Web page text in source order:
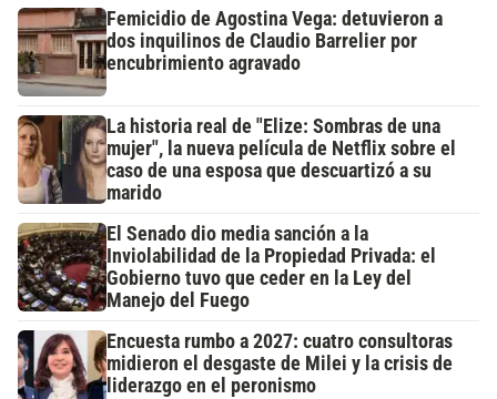
Femicidio de Agostina Vega: detuvieron a
dos inquilinos de Claudio Barrelier por
encubrimiento agravado
La historia real de "Elize: Sombras de una
mujer", la nueva película de Netflix sobre el
caso de una esposa que descuartizó a su
marido
El Senado dio media sanción a la
Inviolabilidad de la Propiedad Privada: el
Gobierno tuvo que ceder en la Ley del
Manejo del Fuego
Encuesta rumbo a 2027: cuatro consultoras
midieron el desgaste de Milei y la crisis de
liderazgo en el peronismo